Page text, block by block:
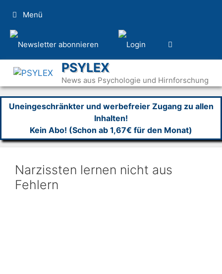
Inhalt
springen
Menü
PSYLEX
News aus Psychologie und Hirnforschung
Uneingeschränkter und werbefreier Zugang zu allen
Inhalten!
Kein Abo! (Schon ab 1,67€ für den Monat)
Narzissten lernen nicht aus
Fehlern